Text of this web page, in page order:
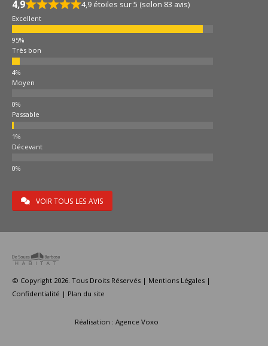
4,9 4,9 étoiles sur 5 (selon 83 avis)
Excellent
Très bon
Moyen
Passable
Décevant
VOIR TOUS LES AVIS
© Copyright 2026. Tous Droits Réservés | Mentions Légales |
Confidentialité | Plan du site
Réalisation : Agence Voxo